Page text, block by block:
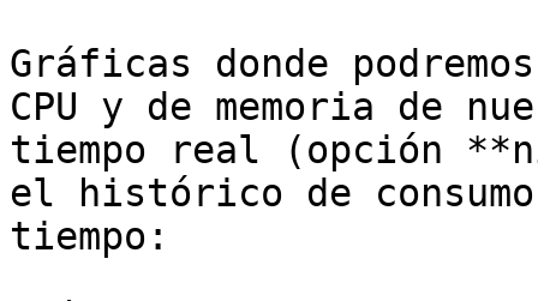
Gráficas donde
CPU y de memoria de
tiempo real (opción
el histórico de
tiempo: